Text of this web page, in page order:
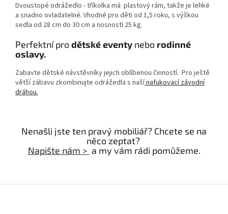
Dvoustopé odrážedlo - tříkolka má plastový rám, takže je lehké
a snadno ovladatelné. Vhodné pro děti od 1,5 roku, s výškou
sedla od 28 cm do 30 cm a nosností 25 kg.
Perfektní prodětské eventy nebo rodinné
oslavy.
Zabavte dětské návstěvníky jejich oblíbenou činností. Pro ještě
větší zábavu zkombinujte odrážedla s našínafukovací závodní
dráhou.
Nenašli jste ten pravý mobiliář? Chcete se na
něco zeptat?
Napište nám > a my vám rádi pomůžeme.